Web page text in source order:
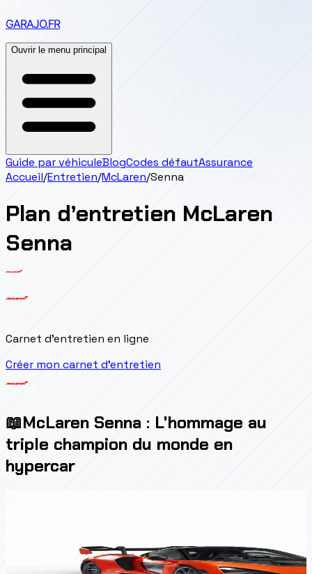
GARAJO.FR
Ouvrir le menu principal
Guide par véhiculeBlogCodes défautAssurance
Accueil/Entretien/McLaren/Senna
Plan d’entretien McLaren
Senna
Carnet d'entretien en ligne
Créer mon carnet d'entretien
📖McLaren Senna : L'hommage au
triple champion du monde en
hypercar